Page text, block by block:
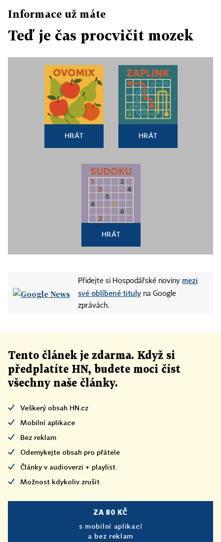
Informace už máte
Teď je čas procvičit mozek
HRÁT HRÁT
HRÁT
Přidejte si Hospodářské noviny mezi
své oblíbené tituly na Google
zprávách.
Tento článek je zdarma. Když si
předplatíte HN, budete moci číst
všechny naše články.
Veškerý obsah HN.cz
Mobilní aplikace
Bez reklam
Odemykejte obsah pro přátele
Články v audioverzi + playlist
Možnost kdykoliv zrušit
ZA 80 KČ
s mobilní aplikací
a bez reklam